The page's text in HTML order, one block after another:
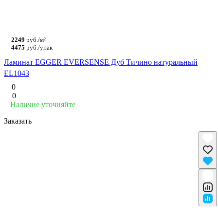
2249 руб./м²
4475 руб./упак
Ламинат EGGER EVERSENSE Дуб Тичино натуральный
EL1043
0
0
Наличие уточняйте
Заказать